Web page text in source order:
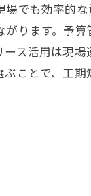
でも効率的
ります。予
ス活用は現
ことで、工